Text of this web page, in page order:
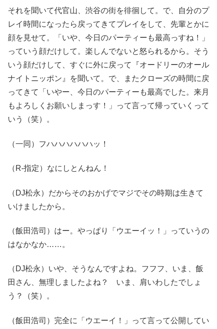
それを聞いて代官山、渋谷の街を徘徊して。で、自分のプ
レイ時間になったら戻ってきてプレイをして、先輩とかに
顔を見せて。「いや、今日のパーティーも最高っすね！」
っていう顔だけして。楽しんでないと怒られるから。そう
いう顔だけして、すぐに外に戻って『オードリーのオール
ナイトニッポン』を聞いて。で、またクローズの時間に戻
ってきて「いやー、今日のパーティーも最高でした。来月
もよろしくお願いしまっす！」って言って帰っていくって
いう（笑）。
（一同）フハハハハハハッ！
（R-指定）なにしとんねん！
（DJ松永）だからそのおかげでマジでその時期は生きて
いけましたから。
（飯田浩司）はー。やっぱり「ウエーイッ！」っていうの
はなかなか……。
（DJ松永）いや、そうなんですよね。フフフ、いま、飯
田さん、無理しましたよね？ いま、肩いわしたでしょ
う？（笑）。
（飯田浩司）完全に「ウエーイ！」って言って公開してい